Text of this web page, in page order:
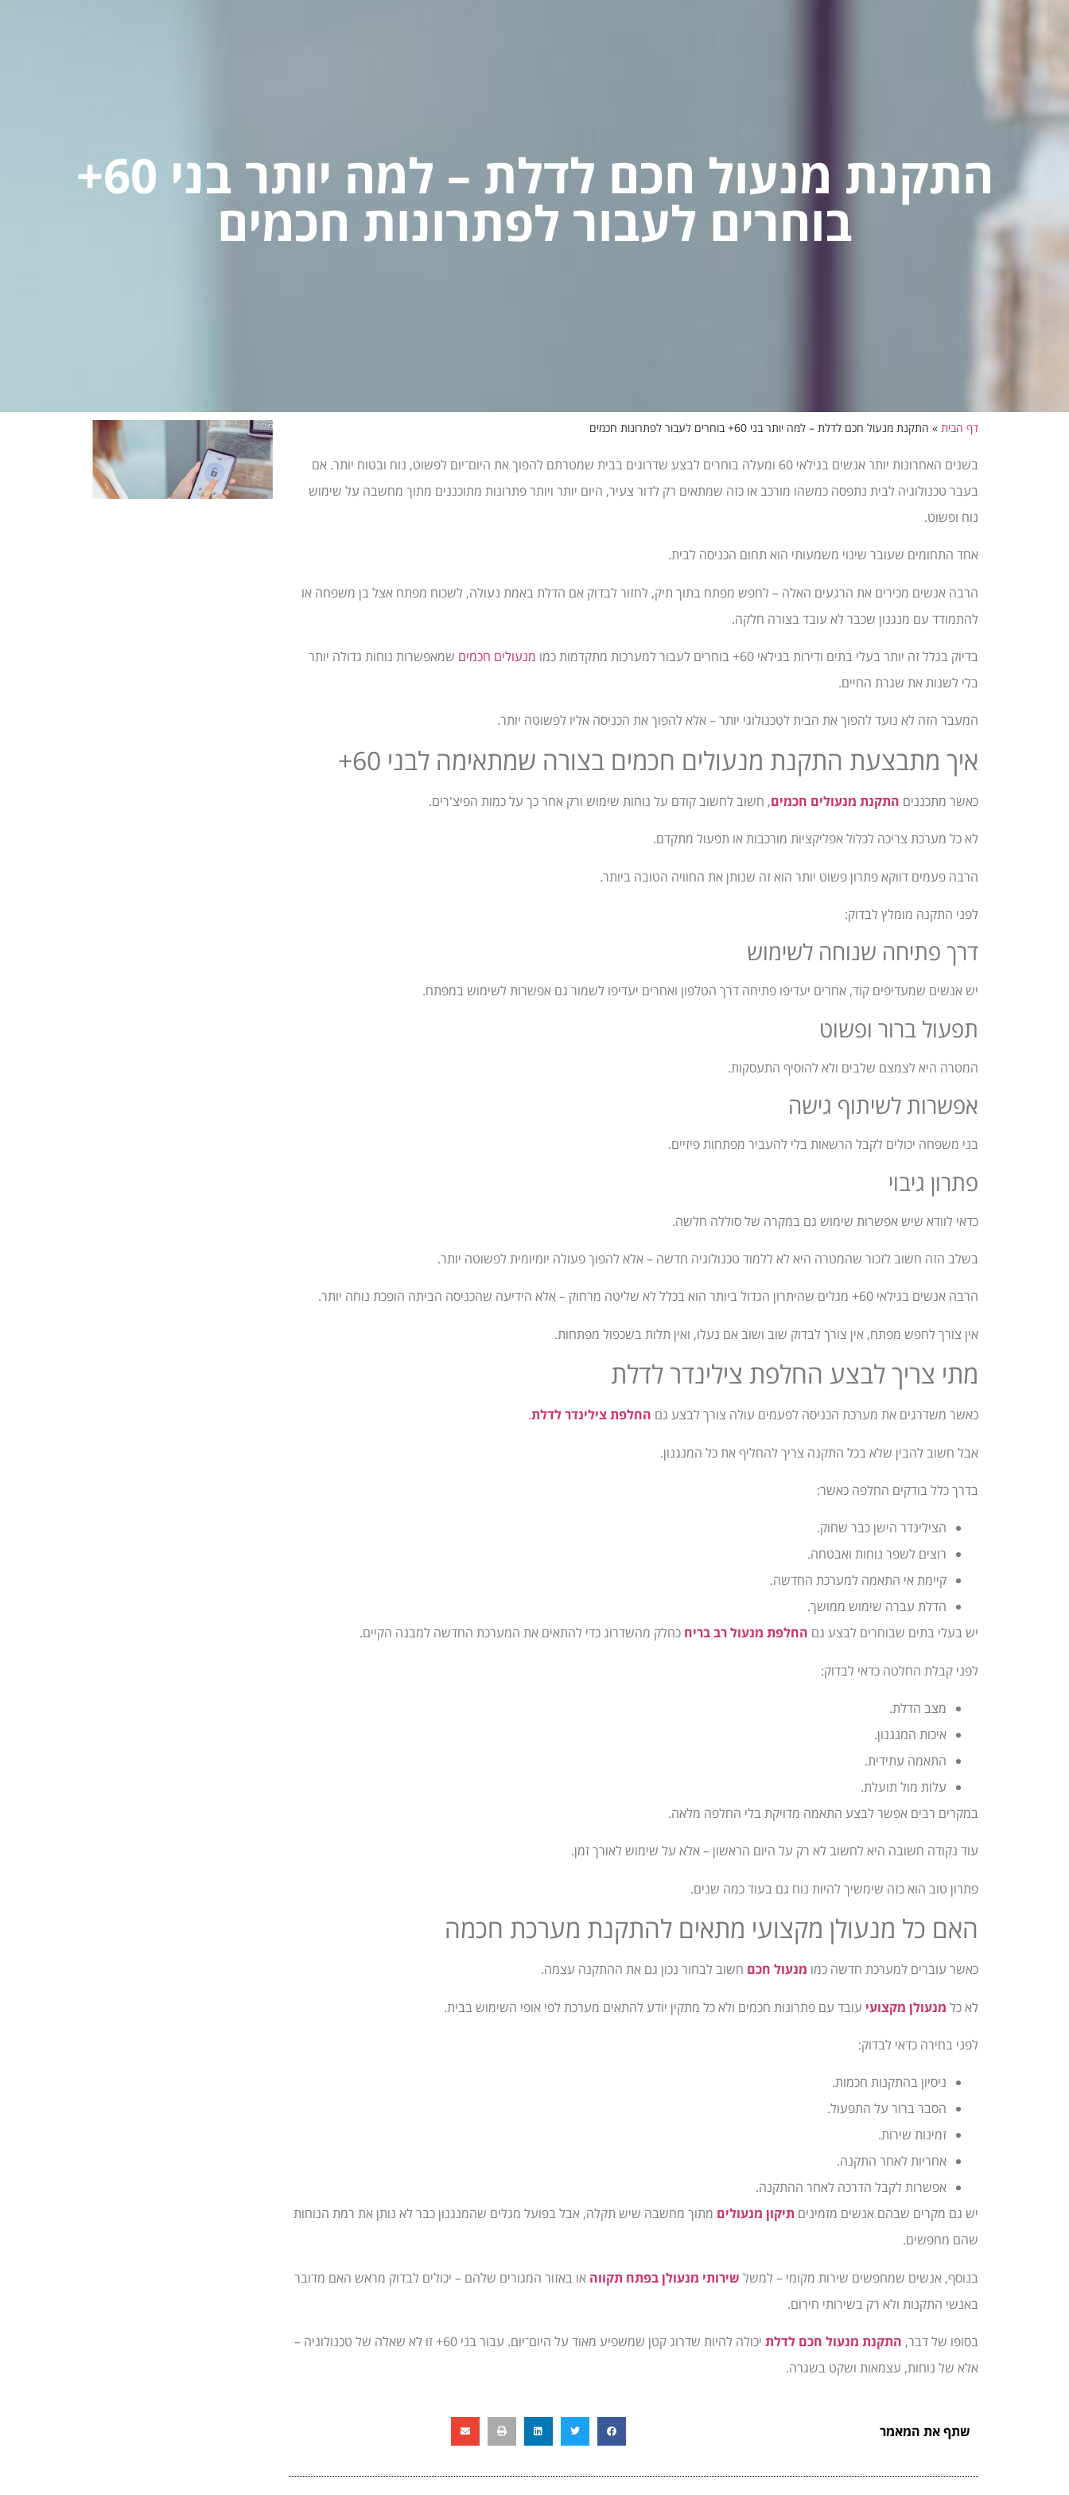
התקנת מנעול חכם לדלת – למה יותר בני 60+
בוחרים לעבור לפתרונות חכמים
דף הבית » התקנת מנעול חכם לדלת – למה יותר בני 60+ בוחרים לעבור לפתרונות חכמים
בשנים האחרונות יותר אנשים בגילאי 60 ומעלה בוחרים לבצע שדרוגים בבית שמטרתם להפוך את היום־יום לפשוט, נוח ובטוח יותר. אם
בעבר טכנולוגיה לבית נתפסה כמשהו מורכב או כזה שמתאים רק לדור צעיר, היום יותר ויותר פתרונות מתוכננים מתוך מחשבה על שימוש
נוח ופשוט.
אחד התחומים שעובר שינוי משמעותי הוא תחום הכניסה לבית.
הרבה אנשים מכירים את הרגעים האלה – לחפש מפתח בתוך תיק, לחזור לבדוק אם הדלת באמת נעולה, לשכוח מפתח אצל בן משפחה או
להתמודד עם מנגנון שכבר לא עובד בצורה חלקה.
בדיוק בגלל זה יותר בעלי בתים ודירות בגילאי 60+ בוחרים לעבור למערכות מתקדמות כמו מנעולים חכמים שמאפשרות נוחות גדולה יותר
בלי לשנות את שגרת החיים.
המעבר הזה לא נועד להפוך את הבית לטכנולוגי יותר – אלא להפוך את הכניסה אליו לפשוטה יותר.
איך מתבצעת התקנת מנעולים חכמים בצורה שמתאימה לבני 60+
כאשר מתכננים התקנת מנעולים חכמים, חשוב לחשוב קודם על נוחות שימוש ורק אחר כך על כמות הפיצ'רים.
לא כל מערכת צריכה לכלול אפליקציות מורכבות או תפעול מתקדם.
הרבה פעמים דווקא פתרון פשוט יותר הוא זה שנותן את החוויה הטובה ביותר.
לפני התקנה מומלץ לבדוק:
דרך פתיחה שנוחה לשימוש
יש אנשים שמעדיפים קוד, אחרים יעדיפו פתיחה דרך הטלפון ואחרים יעדיפו לשמור גם אפשרות לשימוש במפתח.
תפעול ברור ופשוט
המטרה היא לצמצם שלבים ולא להוסיף התעסקות.
אפשרות לשיתוף גישה
בני משפחה יכולים לקבל הרשאות בלי להעביר מפתחות פיזיים.
פתרון גיבוי
כדאי לוודא שיש אפשרות שימוש גם במקרה של סוללה חלשה.
בשלב הזה חשוב לזכור שהמטרה היא לא ללמוד טכנולוגיה חדשה – אלא להפוך פעולה יומיומית לפשוטה יותר.
הרבה אנשים בגילאי 60+ מגלים שהיתרון הגדול ביותר הוא בכלל לא שליטה מרחוק – אלא הידיעה שהכניסה הביתה הופכת נוחה יותר.
אין צורך לחפש מפתח, אין צורך לבדוק שוב ושוב אם נעלו, ואין תלות בשכפול מפתחות.
מתי צריך לבצע החלפת צילינדר לדלת
כאשר משדרגים את מערכת הכניסה לפעמים עולה צורך לבצע גם החלפת צילינדר לדלת.
אבל חשוב להבין שלא בכל התקנה צריך להחליף את כל המנגנון.
בדרך כלל בודקים החלפה כאשר:
הצילינדר הישן כבר שחוק.
רוצים לשפר נוחות ואבטחה.
קיימת אי התאמה למערכת החדשה.
הדלת עברה שימוש ממושך.
יש בעלי בתים שבוחרים לבצע גם החלפת מנעול רב בריח כחלק מהשדרוג כדי להתאים את המערכת החדשה למבנה הקיים.
לפני קבלת החלטה כדאי לבדוק:
מצב הדלת.
איכות המנגנון.
התאמה עתידית.
עלות מול תועלת.
במקרים רבים אפשר לבצע התאמה מדויקת בלי החלפה מלאה.
עוד נקודה חשובה היא לחשוב לא רק על היום הראשון – אלא על שימוש לאורך זמן.
פתרון טוב הוא כזה שימשיך להיות נוח גם בעוד כמה שנים.
האם כל מנעולן מקצועי מתאים להתקנת מערכת חכמה
כאשר עוברים למערכת חדשה כמו מנעול חכם חשוב לבחור נכון גם את ההתקנה עצמה.
לא כל מנעולן מקצועי עובד עם פתרונות חכמים ולא כל מתקין יודע להתאים מערכת לפי אופי השימוש בבית.
לפני בחירה כדאי לבדוק:
ניסיון בהתקנות חכמות.
הסבר ברור על התפעול.
זמינות שירות.
אחריות לאחר התקנה.
אפשרות לקבל הדרכה לאחר ההתקנה.
יש גם מקרים שבהם אנשים מזמינים תיקון מנעולים מתוך מחשבה שיש תקלה, אבל בפועל מגלים שהמנגנון כבר לא נותן את רמת הנוחות
שהם מחפשים.
בנוסף, אנשים שמחפשים שירות מקומי – למשל שירותי מנעולן בפתח תקווה או באזור המגורים שלהם – יכולים לבדוק מראש האם מדובר
באנשי התקנות ולא רק בשירותי חירום.
בסופו של דבר, התקנת מנעול חכם לדלת
יכולה להיות שדרוג קטן שמשפיע מאוד על היום־יום. עבור בני 60+ זו לא שאלה של טכנולוגיה –
אלא של נוחות, עצמאות ושקט בשגרה.
שתף את המאמר